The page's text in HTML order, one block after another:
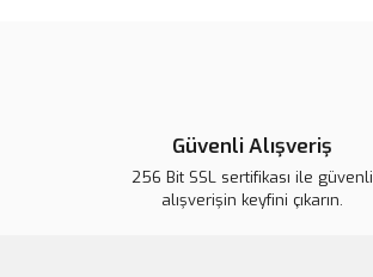
Güvenli Alışveriş
256 Bit SSL sertifikası ile güvenli
alışverişin keyfini çıkarın.